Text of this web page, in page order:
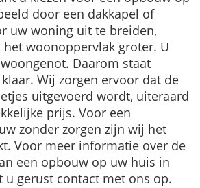
door een dakkapel of
uw woning uit te breiden,
woonoppervlak groter. U
Daarom staat
Wij zorgen ervoor dat de
uitgevoerd wordt, uiteraard
prijs. Voor een
zonder zorgen zijn wij het
Voor meer informatie over de
een opbouw op uw huis in
u gerust contact met ons op.